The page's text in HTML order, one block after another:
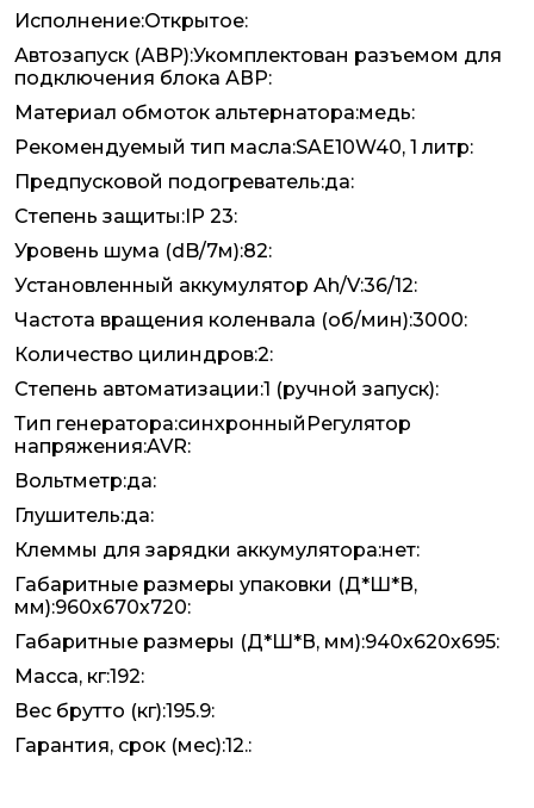
Исполнение:Открытое:
Автозапуск (АВР):Укомплектован разъемом для
подключения блока АВР:
Материал обмоток альтернатора:медь:
Рекомендуемый тип масла:SAE10W40, 1 литр:
Предпусковой подогреватель:да:
Степень защиты:IP 23:
Уровень шума (dB/7м):82:
Установленный аккумулятор Ah/V:36/12:
Частота вращения коленвала (об/мин):3000:
Количество цилиндров:2:
Степень автоматизации:1 (ручной запуск):
Тип генератора:синхронныйРегулятор
напряжения:AVR:
Вольтметр:да:
Глушитель:да:
Клеммы для зарядки аккумулятора:нет:
Габаритные размеры упаковки (Д*Ш*В,
мм):960х670х720:
Габаритные размеры (Д*Ш*В, мм):940х620х695:
Масса, кг:192:
Вес брутто (кг):195.9:
Гарантия, срок (мес):12.: